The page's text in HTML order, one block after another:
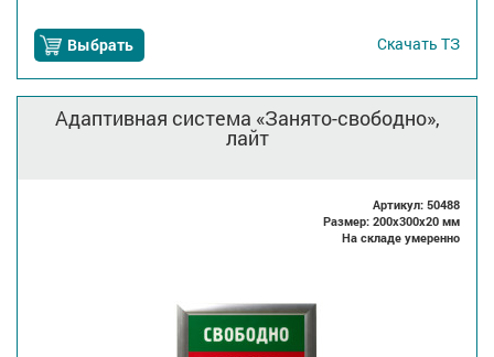
Выбрать Скачать ТЗ
Адаптивная система «Занято-свободно»,
лайт
Артикул: 50488
Размер: 200x300x20 мм
На складе умеренно